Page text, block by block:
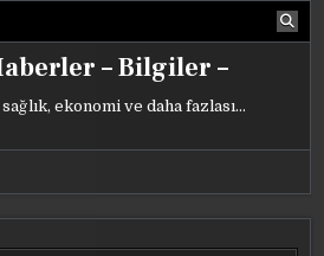
– Bilgiler –
ekonomi ve daha fazlası…